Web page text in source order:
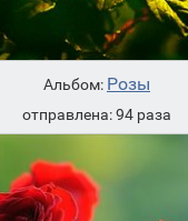
Альбом: Розы
отправлена: 94 раза